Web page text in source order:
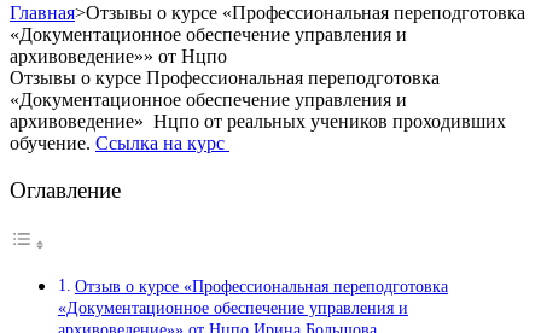
Главная>Отзывы о курсе «Профессиональная переподготовка
«Документационное обеспечение управления и
архивоведение»» от Нцпо
Отзывы о курсе Профессиональная переподготовка
«Документационное обеспечение управления и
архивоведение» Нцпо от реальных учеников проходивших
обучение. Ссылка на курс
Оглавление
Отзыв о курсе «Профессиональная переподготовка
«Документационное обеспечение управления и